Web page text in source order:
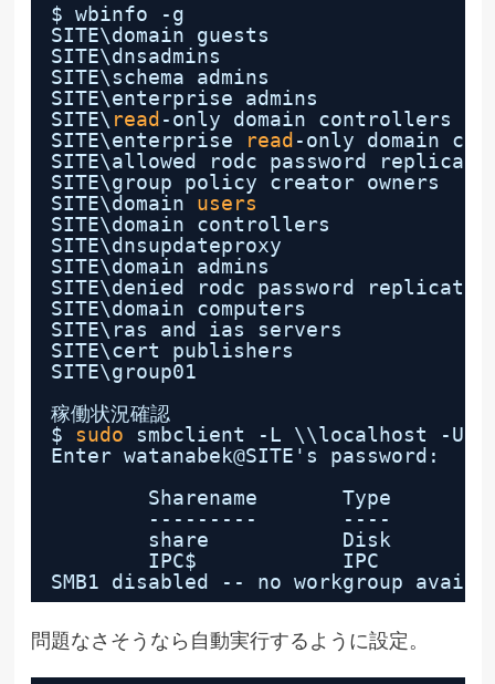
$ wbinfo -g
SITE\domain guests
SITE\dnsadmins
SITE\schema admins
SITE\enterprise admins
SITE\ read -only domain controllers
SITE\enterprise
read -only domain
SITE\allowed rodc password
SITE\group policy creator owners
SITE\domain users
SITE\domain controllers
SITE\dnsupdateproxy
SITE\domain admins
SITE\denied rodc password
SITE\domain computers
SITE\ras and ias servers
SITE\cert publishers
SITE\group01
稼働状況確認
$ sudo
smbclient -L \\localhost -U
Enter watanabek@SITE's password:
Sharename       Type
---------       ----
share           Disk
IPC$            IPC
SMB1 disabled -- no workgroup
問題なさそうなら自動実行するように設定。